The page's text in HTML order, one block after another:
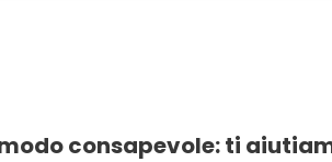
consapevole: ti